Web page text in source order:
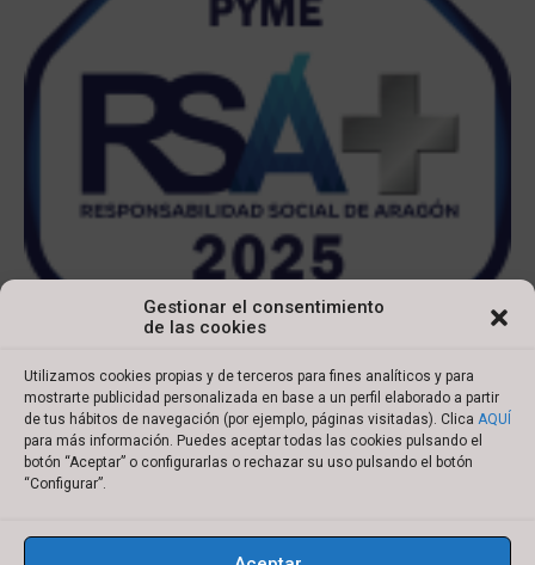
Gestionar el consentimiento
de las cookies
Utilizamos cookies propias y de terceros para fines analíticos y para
mostrarte publicidad personalizada en base a un perfil elaborado a partir
de tus hábitos de navegación (por ejemplo, páginas visitadas). Clica AQUÍ
para más información. Puedes aceptar todas las cookies pulsando el
botón “Aceptar” o configurarlas o rechazar su uso pulsando el botón
“Configurar”.
Copyright © 2022 Ibersyd
i
w